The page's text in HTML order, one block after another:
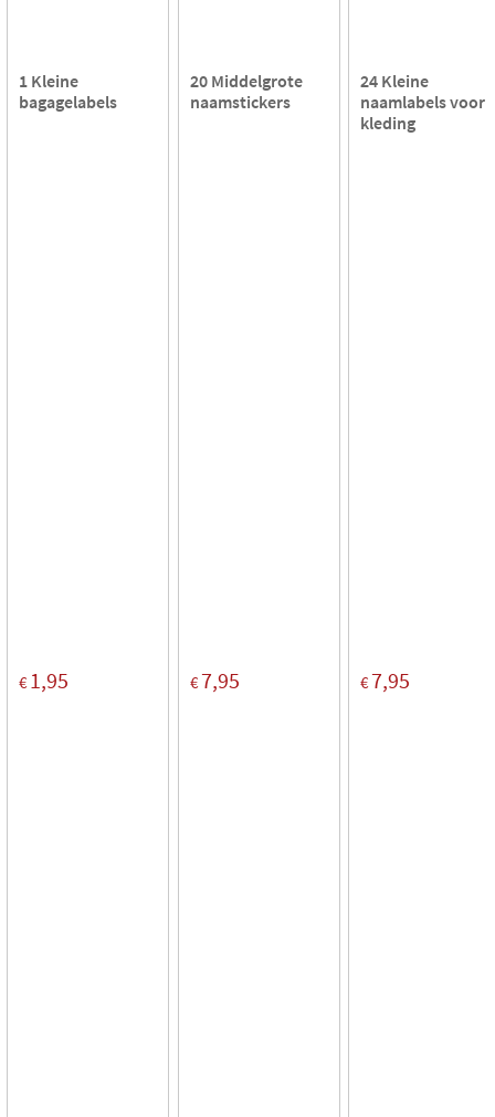
1 Kleine
bagagelabels
€ 1,95
20 Middelgrote
naamstickers
€7,95
24 Kleine
naamlabels voor
kleding
€7,95